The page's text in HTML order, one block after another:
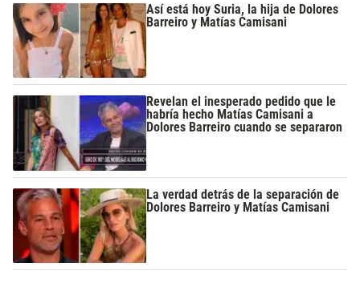
Así está hoy Suria, la hija de Dolores
Barreiro y Matías Camisani
Revelan el inesperado pedido que le
habría hecho Matías Camisani a
Dolores Barreiro cuando se separaron
La verdad detrás de la separación de
Dolores Barreiro y Matías Camisani